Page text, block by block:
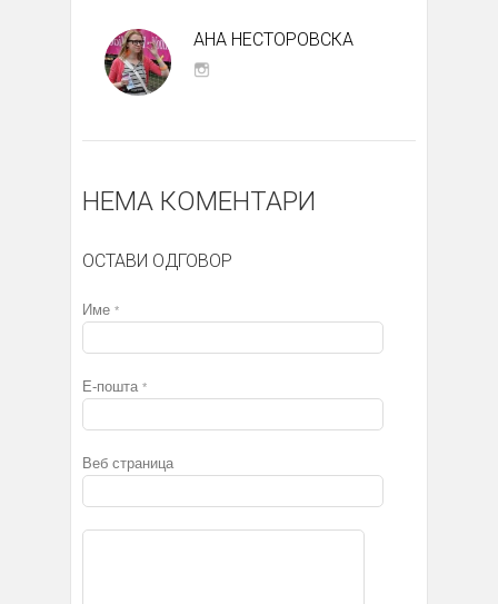
АНА НЕСТОРОВСКА
НЕМА КОМЕНТАРИ
ОСТАВИ ОДГОВОР
Име *
Е-пошта *
Веб страница